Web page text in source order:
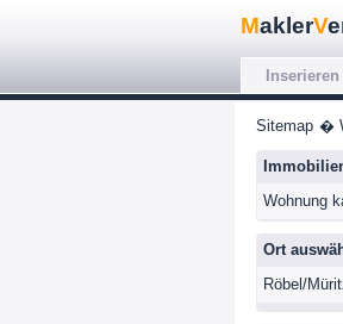
MaklerV
Inserieren
Sitemap �
Wohnung
Ort
Röbel/